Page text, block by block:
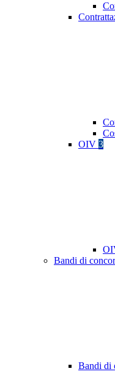
OIV 3
Bandi di
Bandi di